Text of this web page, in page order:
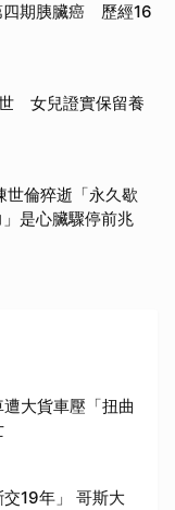
四期胰臟癌 歷經16
女兒證實保留養
世倫猝逝「永久歇
是心臟驟停前兆
大貨車壓「扭曲
19年」 哥斯大